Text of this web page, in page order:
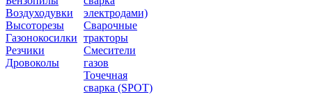
Воздуходувки
Высоторезы
Газонокосилки
Резчики
Дровоколы
электродами)
Сварочные
тракторы
Смесители
газов
Точечная
сварка (SPOT)